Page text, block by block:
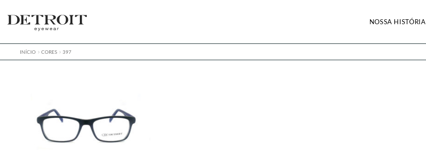
navegação
o
conteúdo
NOSSA HISTÓRIA
INÍCIO CORES 397